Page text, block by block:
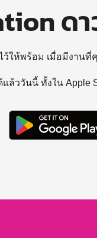
ด
ว้ให้พร้อม เมื่อมีงานที่
ล้ววันนี้ ทั้งใน Apple